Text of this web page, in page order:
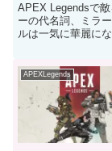
APEX Legendsで
ーの代名詞、ミラ
ルは一気に華麗に
APEXLegends